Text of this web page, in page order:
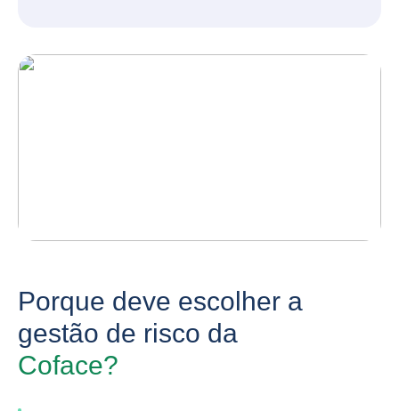
Porque deve escolher a
gestão de risco da
Coface?